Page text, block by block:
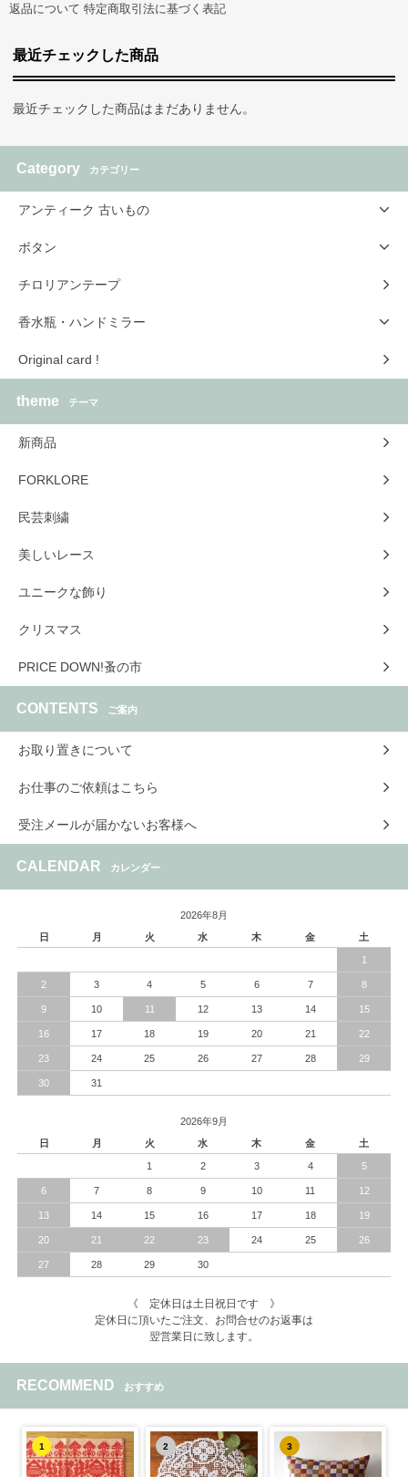
返品について 特定商取引法に基づく表記
最近チェックした商品
最近チェックした商品はまだありません。
Category カテゴリー
アンティーク 古いもの
ボタン
チロリアンテープ
香水瓶・ハンドミラー
Original card !
theme テーマ
新商品
FORKLORE
民芸刺繍
美しいレース
ユニークな飾り
クリスマス
PRICE DOWN!蚤の市
CONTENTS ご案内
お取り置きについて
お仕事のご依頼はこちら
受注メールが届かないお客様へ
CALENDAR カレンダー
2026年8月
日
月 火 水 木 金 土
1
2 3 4 5 6 7 8
9 10 11 12 13 14 15
16 17 18 19 20 21 22
23 24 25 26 27 28 29
30 31
2026年9月
日
月 火 水 木 金 土
1 2 3 4 5
6 7 8 9 10 11 12
13 14 15 16 17 18 19
20 21 22 23 24 25 26
27 28 29 30
《 定休日は土日祝日です 》
定休日に頂いたご注文、お問合せのお返事は
翌営業日に致します。
RECOMMEND おすすめ
1 2 3